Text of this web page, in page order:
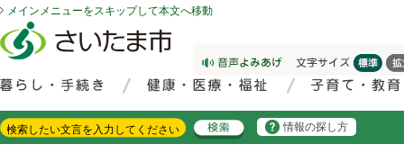
メインメニューをスキップして本文へ移動
情報の探し方